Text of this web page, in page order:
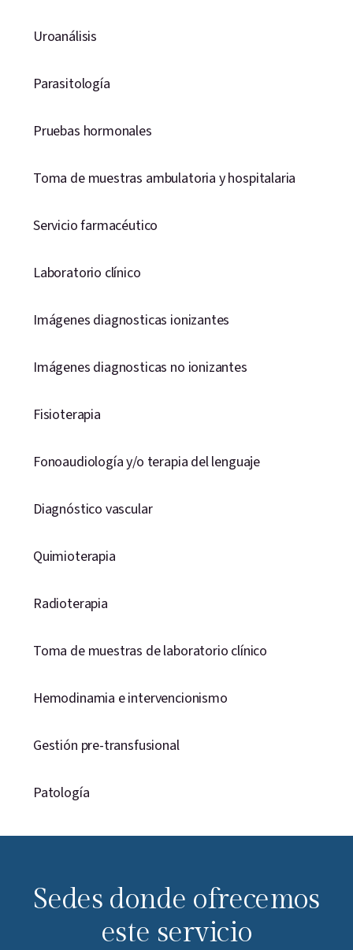
Sedes donde ofrecemos
este servicio
Uroanálisis
Parasitología
Pruebas hormonales
Toma de muestras ambulatoria y hospitalaria
Servicio farmacéutico
Laboratorio clínico
Imágenes diagnosticas ionizantes
Imágenes diagnosticas no ionizantes
Fisioterapia
Fonoaudiología y/o terapia del lenguaje
Diagnóstico vascular
Quimioterapia
Radioterapia
Toma de muestras de laboratorio clínico
Hemodinamia e intervencionismo
Gestión pre-transfusional
Patología